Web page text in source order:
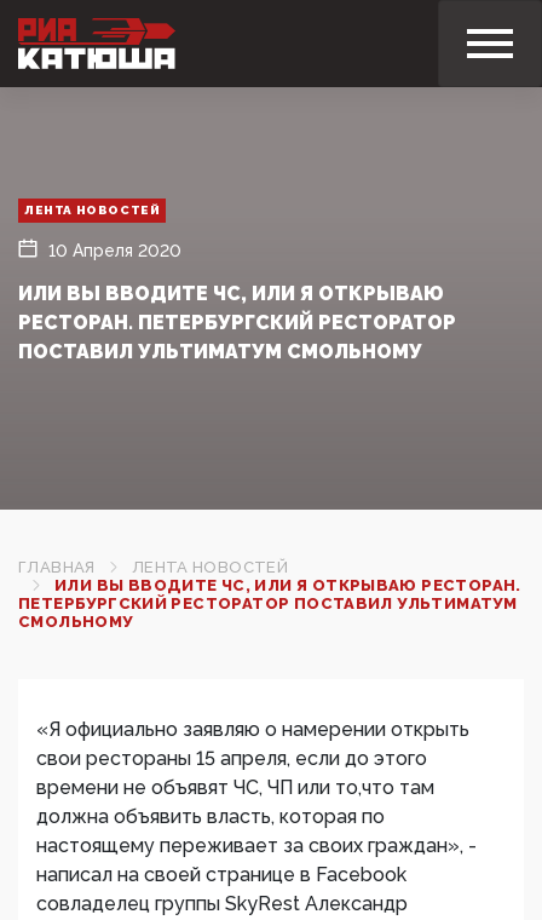
ЛЕНТА НОВОСТЕЙ
10 Апреля 2020
ИЛИ ВЫ ВВОДИТЕ ЧС, ИЛИ Я ОТКРЫВАЮ
РЕСТОРАН. ПЕТЕРБУРГСКИЙ РЕСТОРАТОР
ПОСТАВИЛ УЛЬТИМАТУМ СМОЛЬНОМУ
ГЛАВНАЯ
ЛЕНТА НОВОСТЕЙ
ИЛИ ВЫ ВВОДИТЕ ЧС, ИЛИ Я ОТКРЫВАЮ РЕСТОРАН.
ПЕТЕРБУРГСКИЙ РЕСТОРАТОР ПОСТАВИЛ УЛЬТИМАТУМ
СМОЛЬНОМУ
«Я официально заявляю о намерении открыть
свои рестораны 15 апреля, если до этого
времени не объявят ЧС, ЧП или то,что там
должна объявить власть, которая по
настоящему переживает за своих граждан», -
написал на своей странице в Facebook
совладелец группы SkyRest Александр